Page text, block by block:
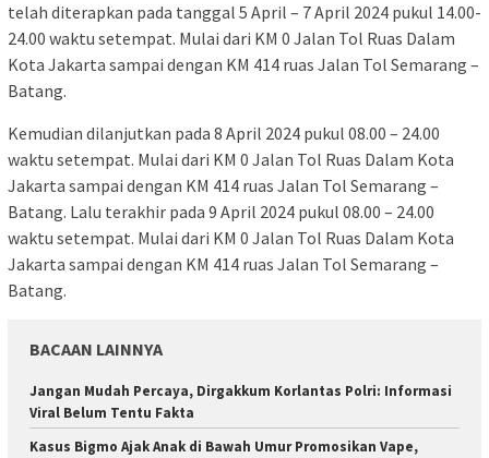
telah diterapkan pada tanggal 5 April – 7 April 2024 pukul 14.00-
24.00 waktu setempat. Mulai dari KM 0 Jalan Tol Ruas Dalam
Kota Jakarta sampai dengan KM 414 ruas Jalan Tol Semarang –
Batang.
Kemudian dilanjutkan pada 8 April 2024 pukul 08.00 – 24.00
waktu setempat. Mulai dari KM 0 Jalan Tol Ruas Dalam Kota
Jakarta sampai dengan KM 414 ruas Jalan Tol Semarang –
Batang. Lalu terakhir pada 9 April 2024 pukul 08.00 – 24.00
waktu setempat. Mulai dari KM 0 Jalan Tol Ruas Dalam Kota
Jakarta sampai dengan KM 414 ruas Jalan Tol Semarang –
Batang.
BACAAN LAINNYA
Jangan Mudah Percaya, Dirgakkum Korlantas Polri: Informasi
Viral Belum Tentu Fakta
Kasus Bigmo Ajak Anak di Bawah Umur Promosikan Vape,